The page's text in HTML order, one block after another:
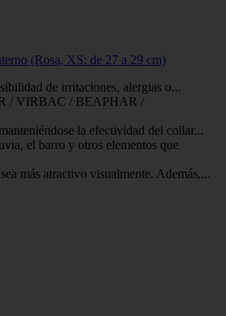
(Rosa, XS: de 27 a 29 cm)
de irritaciones, alergias o...
/ VIRBAC / BEAPHAR /
la efectividad del collar...
el barro y otros elementos que
más atractivo visualmente. Además,...